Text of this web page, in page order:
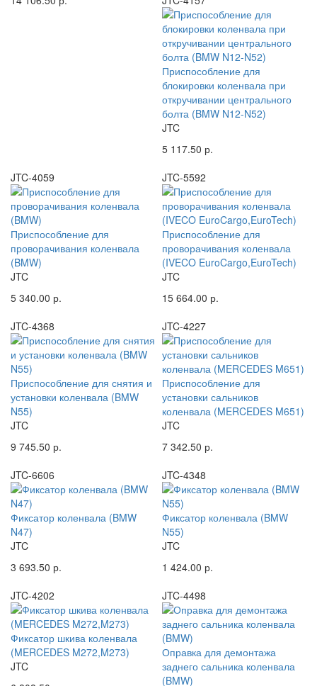
Приспособление для
блокировки коленвала при
откручивании центрального
болта (BMW N12-N52)
JTC
5 117.50 р.
JTC-4059
Приспособление для
проворачивания коленвала
(BMW)
JTC
5 340.00 р.
JTC-5592
Приспособление для
проворачивания коленвала
(IVECO EuroCargo,EuroTech)
JTC
15 664.00 р.
JTC-4368
Приспособление для снятия и
установки коленвала (BMW
N55)
JTC
9 745.50 р.
JTC-4227
Приспособление для
установки сальников
коленвала (MERCEDES M651)
JTC
7 342.50 р.
JTC-6606
Фиксатор коленвала (BMW
N47)
JTC
3 693.50 р.
JTC-4348
Фиксатор коленвала (BMW
N55)
JTC
1 424.00 р.
JTC-4202
Фиксатор шкива коленвала
(MERCEDES M272,M273)
JTC
JTC-4498
Оправка для демонтажа
заднего сальника коленвала
(BMW)